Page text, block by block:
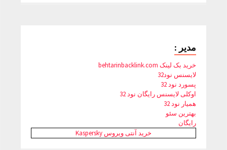
مدیر :
خرید بک لینک behtarinbacklink.com
لایسنس نود32
پسورد نود 32
اوکلی لایسنس رایگان نود 32
همیار نود 32
بهترین سئو
رایگان
خرید آنتی ویروس Kaspersky